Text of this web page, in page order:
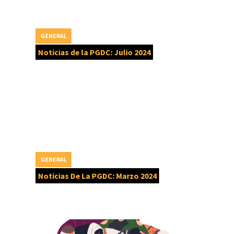
Noticias de la PGDC: Julio 2024
GENERAL
Noticias De La PGDC: Marzo 2024
GENERAL